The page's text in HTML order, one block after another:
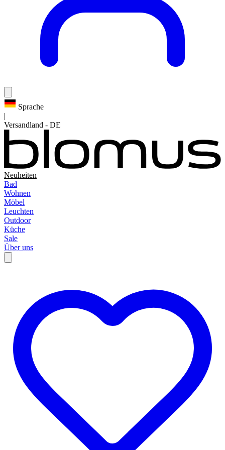
Sprache
|
Versandland - DE
Neuheiten
Bad
Wohnen
Möbel
Leuchten
Outdoor
Küche
Sale
Über uns